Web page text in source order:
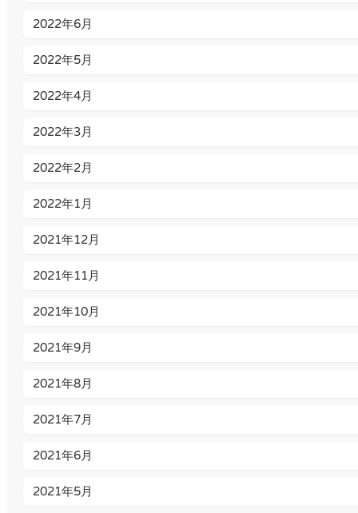
2022年6月
2022年5月
2022年4月
2022年3月
2022年2月
2022年1月
2021年12月
2021年11月
2021年10月
2021年9月
2021年8月
2021年7月
2021年6月
2021年5月